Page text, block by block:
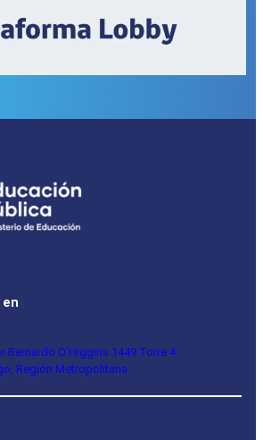
en
Bernardo O’Higgins 1449 Torre 4
Región Metropolitana.